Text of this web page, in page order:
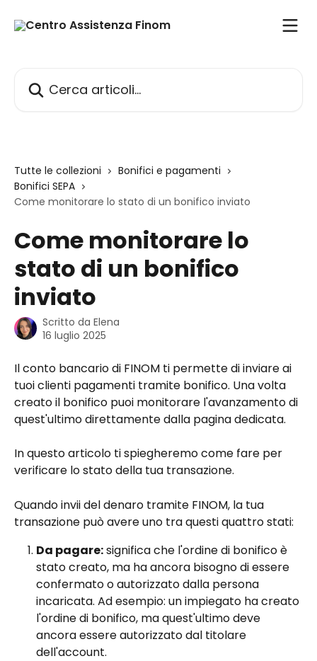
Tutte le collezioni
Bonifici e pagamenti
Bonifici SEPA
Come monitorare lo stato di un bonifico inviato
Come monitorare lo
stato di un bonifico
inviato
Scritto da Elena
16 luglio 2025
Il conto bancario di FINOM ti permette di inviare ai
tuoi clienti pagamenti tramite bonifico. Una volta
creato il bonifico puoi monitorare l'avanzamento di
quest'ultimo direttamente dalla pagina dedicata.
In questo articolo ti spiegheremo come fare per
verificare lo stato della tua transazione.
Quando invii del denaro tramite FINOM, la tua
transazione può avere uno tra questi quattro stati:
Da pagare: significa che l'ordine di bonifico è
stato creato, ma ha ancora bisogno di essere
confermato o autorizzato dalla persona
incaricata. Ad esempio: un impiegato ha creato
l'ordine di bonifico, ma quest'ultimo deve
ancora essere autorizzato dal titolare
dell'account.